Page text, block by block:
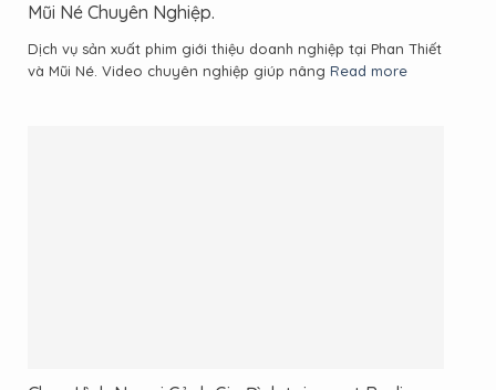
Mũi Né Chuyên Nghiệp.
Dịch vụ sản xuất phim giới thiệu doanh nghiệp tại Phan Thiết
và Mũi Né. Video chuyên nghiệp giúp nâng Read more